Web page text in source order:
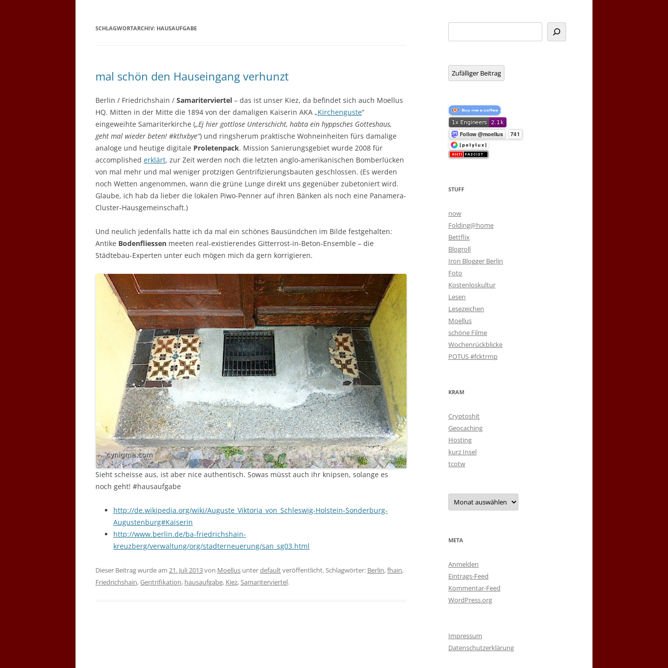
SCHLAGWORTARCHIV: HAUSAUFGABE
mal schön den Hauseingang verhunzt
Berlin / Friedrichshain / Samariterviertel – das ist unser Kiez, da befindet sich auch Moellus
HQ. Mitten in der Mitte die 1894 von der damaligen Kaiserin AKA „Kirchenguste“
eingeweihte Samariterkirche („Ej hier gottlose Unterschicht, habta ein hyppsches Gotteshaus,
geht mal wieder beten! #kthxbye“) und ringsherum praktische Wohneinheiten fürs damalige
analoge und heutige digitale Proletenpack. Mission Sanierungsgebiet wurde 2008 für
accomplished erklärt, zur Zeit werden noch die letzten anglo-amerikanischen Bomberlücken
von mal mehr und mal weniger protzigen Gentrifizierungsbauten geschlossen. (Es werden
noch Wetten angenommen, wann die grüne Lunge direkt uns gegenüber zubetoniert wird.
Glaube, ich hab da lieber die lokalen Piwo-Penner auf ihren Bänken als noch eine Panamera-
Cluster-Hausgemeinschaft.)
Und neulich jedenfalls hatte ich da mal ein schönes Bausündchen im Bilde festgehalten:
Antike Bodenfliessen meeten real-existierendes Gitterrost-in-Beton-Ensemble – die
Städtebau-Experten unter euch mögen mich da gern korrigieren.
Sieht scheisse aus, ist aber nice authentisch. Sowas müsst auch ihr knipsen, solange es
noch geht! #hausaufgabe
http://de.wikipedia.org/wiki/Auguste_Viktoria_von_Schleswig-Holstein-Sonderburg-
Augustenburg#Kaiserin
http://www.berlin.de/ba-friedrichshain-
kreuzberg/verwaltung/org/stadterneuerung/san_sg03.html
Dieser Beitrag wurde am 21. Juli 2013von Moellus unterdefaultveröffentlicht. Schlagwörter: Berlin,fhain,
Friedrichshain,Gentrifikation, hausaufgabe, Kiez,Samariterviertel.
Zufälliger Beitrag
STUFF
now
Folding@home
Bettflix
Blogroll
Iron Blogger Berlin
Foto
Kostenloskultur
Lesen
Lesezeichen
Moellus
schöne Filme
Wochenrückblicke
POTUS #fcktrmp
KRAM
Cryptoshit
Geocaching
Hosting
kurz Insel
tcotw
Archiv
META
Anmelden
Eintrags-Feed
Kommentar-Feed
WordPress.org
Impressum
Datenschutzerklärung